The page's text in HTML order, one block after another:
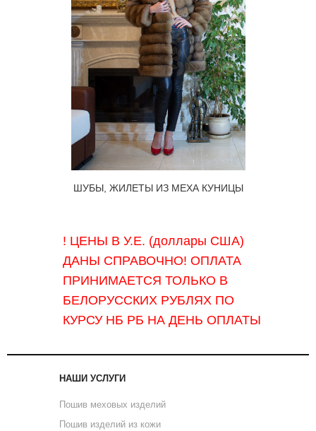
ШУБЫ, ЖИЛЕТЫ ИЗ МЕХА КУНИЦЫ
! ЦЕНЫ В У.Е. (доллары США)
ДАНЫ СПРАВОЧНО! ОПЛАТА
ПРИНИМАЕТСЯ ТОЛЬКО В
БЕЛОРУССКИХ РУБЛЯХ ПО
КУРСУ НБ РБ НА ДЕНЬ ОПЛАТЫ
НАШИ УСЛУГИ
Пошив меховых изделий
Пошив изделий из кожи